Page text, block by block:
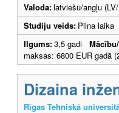
Valoda:latviešu/angļu
Studiju veids: Pilna laika
Ilgums:3,5 gadi
maksas: 6800 EUR gadā
Dizaina
Rīgas Tehniskā